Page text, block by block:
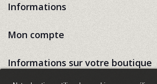
Informations
Mon compte
Informations sur votre boutique